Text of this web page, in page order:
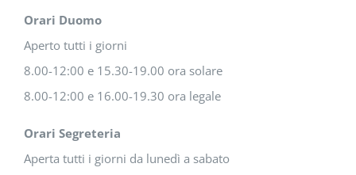
Orari Duomo
Aperto tutti i giorni
8.00-12:00 e 15.30-19.00 ora solare
8.00-12:00 e 16.00-19.30 ora legale
Orari Segreteria
Aperta tutti i giorni da lunedì a sabato